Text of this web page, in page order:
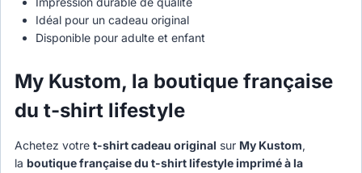
Idéal pour un cadeau original
Disponible pour adulte et enfant
My Kustom, la boutique française
du t-shirt lifestyle
Achetez votre t-shirt cadeau original sur My Kustom,
la boutique française du t-shirt lifestyle imprimé à la